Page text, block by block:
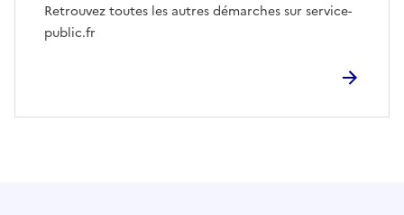
Retrouvez toutes les autres démarches sur service-
public.fr